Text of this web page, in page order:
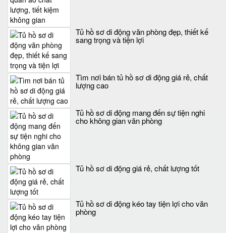
Tủ hồ sơ di động văn phòng đẹp, thiết kế
sang trọng và tiện lợi
Tìm nơi bán tủ hồ sơ di động giá rẻ, chất
lượng cao
Tủ hồ sơ di động mang đến sự tiện nghi
cho không gian văn phòng
Tủ hồ sơ di động giá rẻ, chất lượng tốt
Tủ hồ sơ di động kéo tay tiện lợi cho văn
phòng